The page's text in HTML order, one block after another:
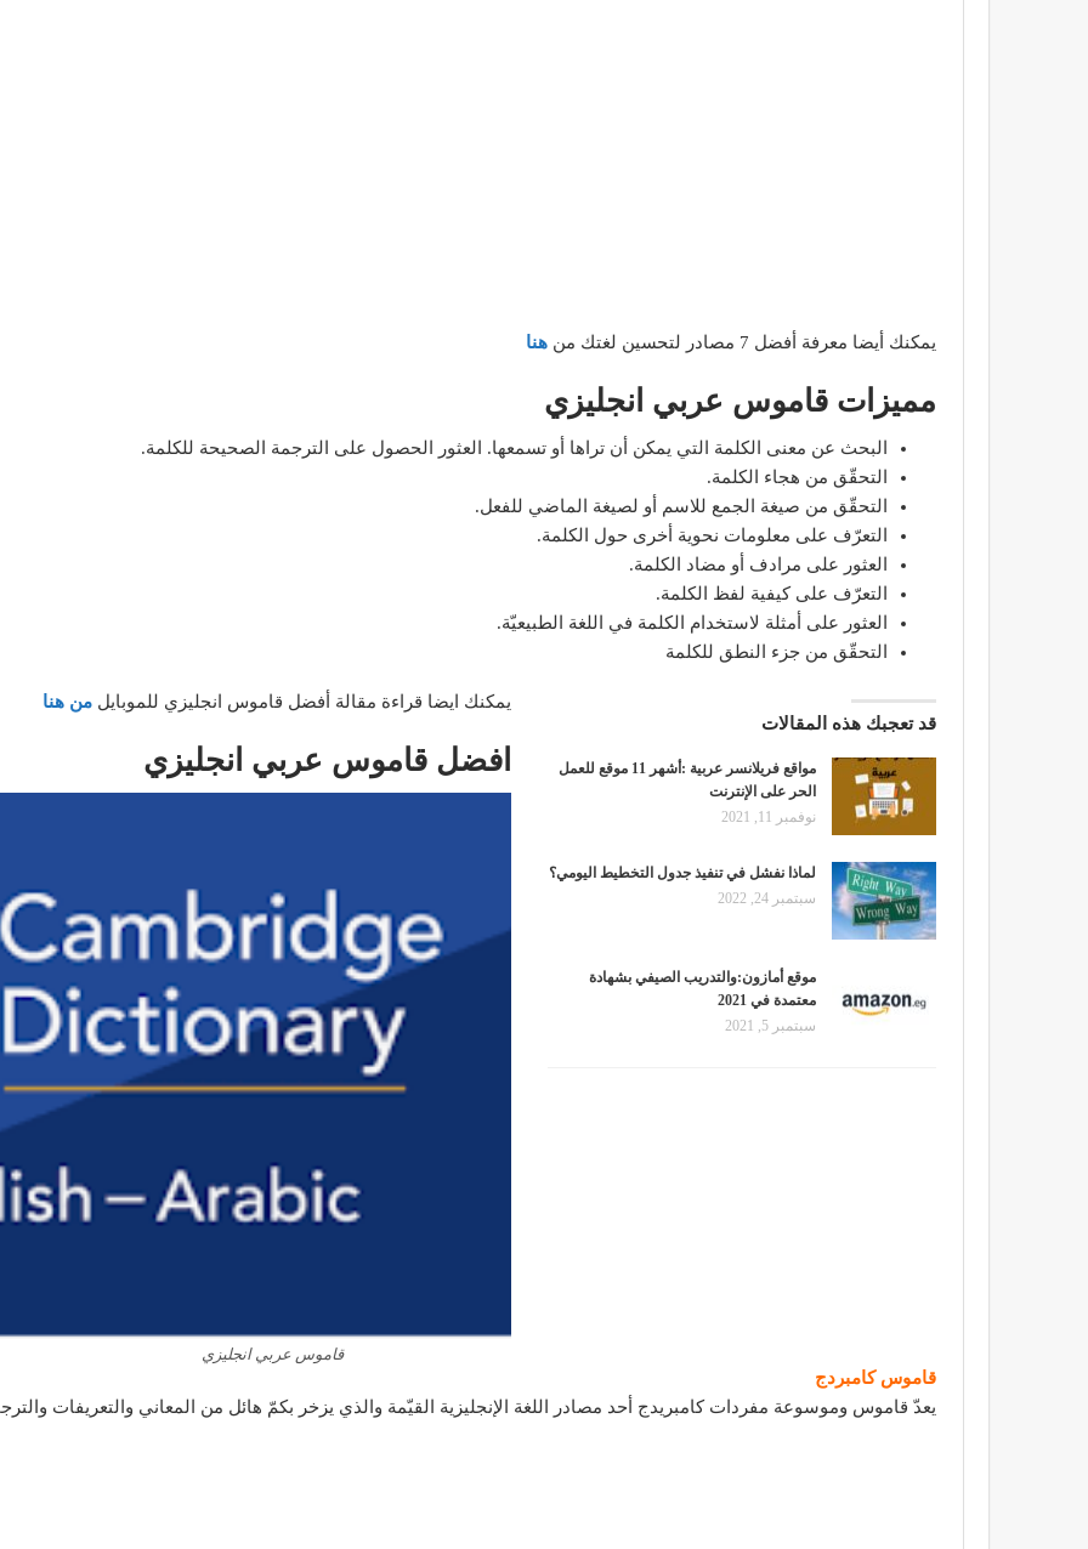
يمكنك أيضا معرفة أفضل 7 مصادر لتحسين لغتك من هنا
مميزات قاموس عربي انجليزي
البحث عن معنى الكلمة التي يمكن أن تراها أو تسمعها. العثور الحصول على الترجمة الصحيحة للكلمة.
التحقّق من هجاء الكلمة.
التحقّق من صيغة الجمع للاسم أو لصيغة الماضي للفعل.
التعرّف على معلومات نحوية أخرى حول الكلمة.
‏العثور على مرادف أو مضاد الكلمة.
التعرّف على كيفية لفظ الكلمة.
العثور على أمثلة لاستخدام الكلمة في اللغة الطبيعيّة.
التحقّق من جزء النطق للكلمة
قد تعجبك هذه المقالات
مواقع فريلانسر عربية :أشهر 11 موقع للعمل
الحر على الإنترنت
نوفمبر 11, 2021
لماذا نفشل في تنفيذ جدول التخطيط اليومي؟
سبتمبر 24, 2022
موقع أمازون:والتدريب الصيفي بشهادة
معتمدة في 2021
سبتمبر 5, 2021
يمكنك ايضا قراءة مقالة أفضل قاموس انجليزي للموبايل من هنا
افضل قاموس عربي انجليزي
قاموس عربي انجليزي
قاموس كامبردج
يعدّ قاموس وموسوعة مفردات كامبريدج أحد مصادر اللغة الإنجليزية القيّمة والذي يزخر بكمّ هائل من المعاني والتعريفات